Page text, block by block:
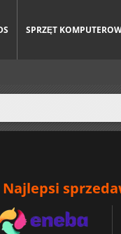
SPRZĘT
Najlepsi